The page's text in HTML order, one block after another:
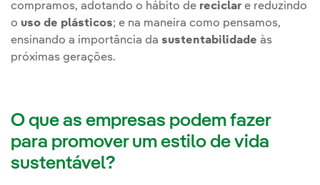
compramos, adotando o hábito de reciclar e reduzindo
o uso de plásticos; e na maneira como pensamos,
ensinando a importância da sustentabilidade às
próximas gerações.
O que as empresas podem fazer
para promover um estilo de vida
sustentável?